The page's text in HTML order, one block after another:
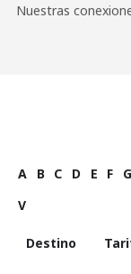
Nuestras
A B C D E F G
V
Destino